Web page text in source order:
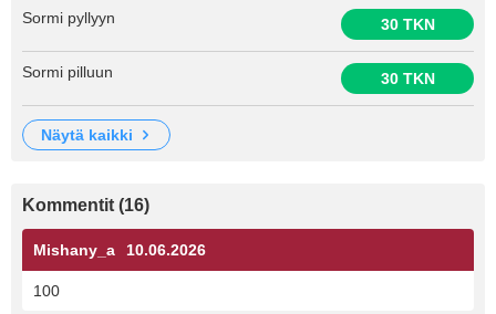
Sormi pyllyyn 30 TKN
Sormi pilluun 30 TKN
näytä kaikki
Kommentit (16)
Mishany_a 10.06.2026
100